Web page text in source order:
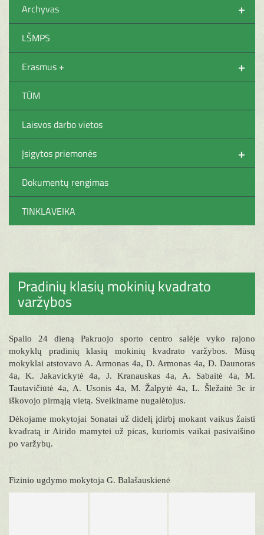
+
Archyvas
LŠMPS
+
Erasmus +
TŪM
Laisvos darbo vietos
+
Įsigytos priemonės
Dokumentų rengimas
TINKLAVEIKA
Pradinių klasių mokinių kvadrato
varžybos
Spalio 24 dieną Pakruojo sporto centro salėje vyko rajono
mokyklų pradinių klasių mokinių kvadrato varžybos. Mūsų
mokyklai atstovavo A. Armonas 4a, D. Armonas 4a, D. Daunoras
4a, K. Jakavickytė 4a, J. Kranauskas 4a, A. Sabaitė 4a, M.
Tautavičiūtė 4a, A. Usonis 4a, M. Žalpytė 4a, L. Šležaitė 3c ir
iškovojo pirmąją vietą. Sveikiname nugalėtojus.
Dėkojame mokytojai Sonatai už didelį įdirbį mokant vaikus žaisti
kvadratą ir Airido mamytei už picas, kuriomis vaikai pasivaišino
po varžybų.
Fizinio ugdymo mokytoja G. Balašauskienė